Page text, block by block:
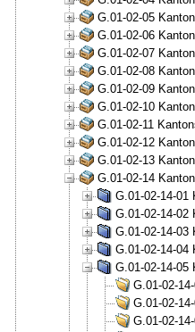
G.01-02-05
G.01-02-06
G.01-02-07
G.01-02-08
G.01-02-09
G.01-02-10
G.01-02-11
G.01-02-12
G.01-02-13
G.01-02-14
G.01-02-14-01
G.01-02-14-02
G.01-02-14-03
G.01-02-14-04
G.01-02-14-05
G.01-02-
G.01-02-
G.01-02-